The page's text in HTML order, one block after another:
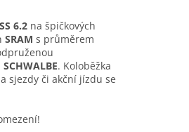
6.2na špičkových
SRAM s průměrem
SCHWALBE. Koloběžka
sjezdy či akční jízdu se